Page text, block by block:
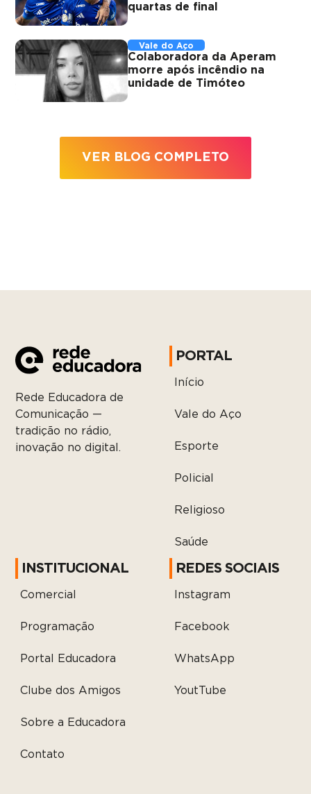
quartas de final
Vale do Aço
Colaboradora da Aperam
morre após incêndio na
unidade de Timóteo
VER BLOG COMPLETO
Rede Educadora de
Comunicação —
tradição no rádio,
inovação no digital.
PORTAL
Início
Vale do Aço
Esporte
Policial
Religioso
Saúde
INSTITUCIONAL
Comercial
Programação
Portal Educadora
Clube dos Amigos
Sobre a Educadora
Contato
REDES SOCIAIS
Instagram
Facebook
WhatsApp
YoutTube